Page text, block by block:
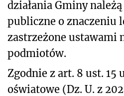
działania Gminy
publiczne o znaczeniu
zastrzeżone ustawami
podmiotów.
Zgodnie z art. 8 ust. 15
oświatowe (Dz. U. z